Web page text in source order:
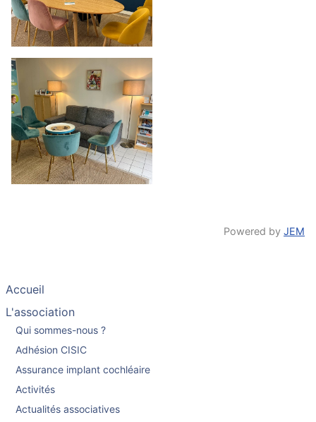
Powered by JEM
Accueil
L'association
Qui sommes-nous ?
Adhésion CISIC
Assurance implant cochléaire
Activités
Actualités associatives